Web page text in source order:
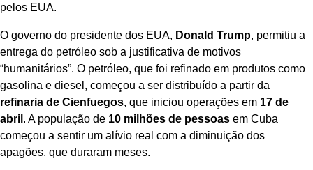
pelos EUA.
O governo do presidente dos EUA, Donald Trump, permitiu a
entrega do petróleo sob a justificativa de motivos
“humanitários”. O petróleo, que foi refinado em produtos como
gasolina e diesel, começou a ser distribuído a partir da
refinaria de Cienfuegos, que iniciou operações em 17 de
abril . A população de 10 milhões de pessoas em Cuba
começou a sentir um alívio real com a diminuição dos
apagões, que duraram meses.